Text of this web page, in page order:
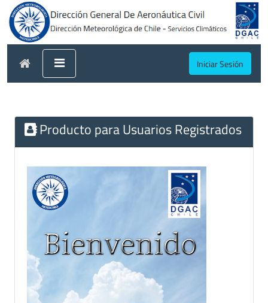
Iniciar Sesión
Producto para Usuarios Registrados